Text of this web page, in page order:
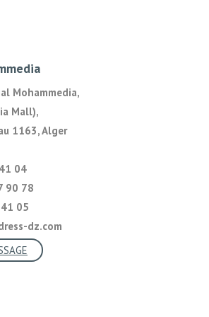
Mohammedia,
Mall),
Alger
04
90 78
05
dz.com